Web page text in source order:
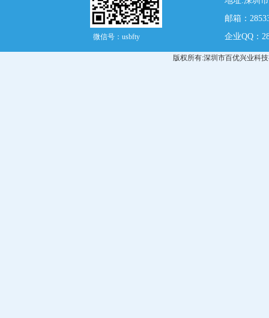
微信号：usbfty
邮箱：
企业QQ：
版权所有:深圳市百优兴业